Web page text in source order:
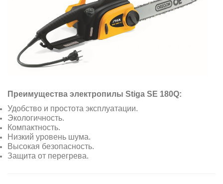
Преимущества электропилы Stiga SE 180Q:
Удобство и простота эксплуатации.
Экологичность.
Компактность.
Низкий уровень шума.
Высокая безопасность.
Защита от перегрева.